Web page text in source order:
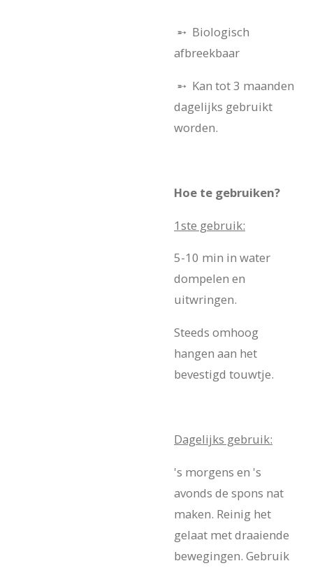
➵ Biologisch
afbreekbaar
➵ Kan tot 3 maanden
dagelijks gebruikt
worden.
Hoe te gebruiken?
1ste gebruik:
5-10 min in water
dompelen en
uitwringen.
Steeds omhoog
hangen aan het
bevestigd touwtje.
Dagelijks gebruik:
's morgens en 's
avonds de spons nat
maken. Reinig het
gelaat met draaiende
bewegingen. Gebruik